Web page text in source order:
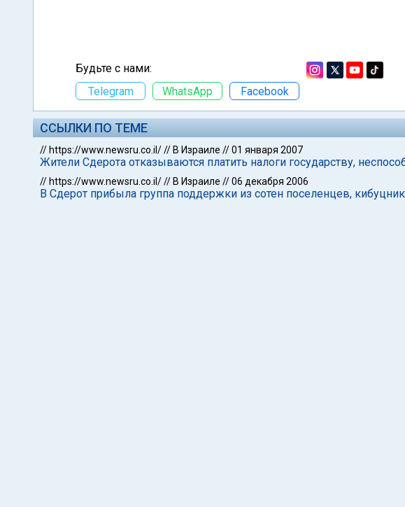
Будьте с нами:
Telegram
WhatsApp Facebook
ССЫЛКИ ПО ТЕМЕ
// https://www.newsru.co.il/// В Израиле //01 января 2007
Жители Сдерота отказываются платить налоги государству,
// https://www.newsru.co.il/// В Израиле //06 декабря 2006
В Сдерот прибыла группа поддержки из сотен поселенцев,